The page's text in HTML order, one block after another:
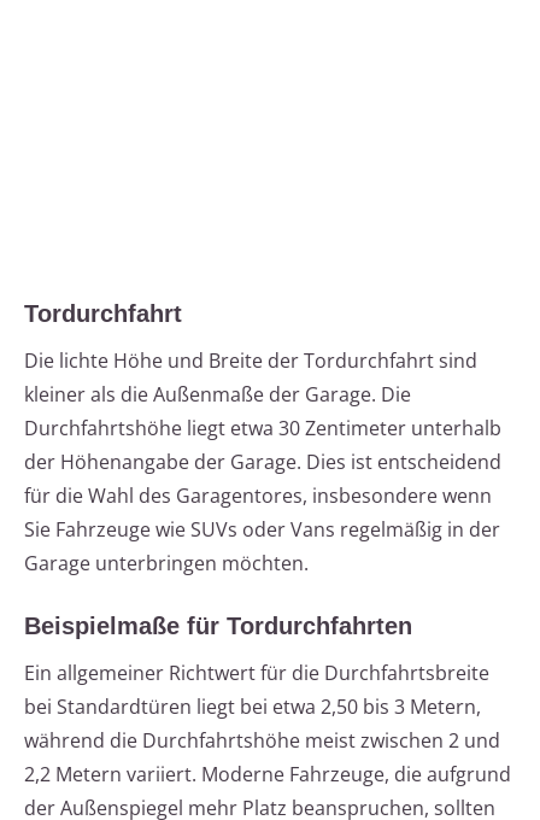
Tordurchfahrt
Die lichte Höhe und Breite der Tordurchfahrt sind
kleiner als die Außenmaße der Garage. Die
Durchfahrtshöhe liegt etwa 30 Zentimeter unterhalb
der Höhenangabe der Garage. Dies ist entscheidend
für die Wahl des Garagentores, insbesondere wenn
Sie Fahrzeuge wie SUVs oder Vans regelmäßig in der
Garage unterbringen möchten.
Beispielmaße für Tordurchfahrten
Ein allgemeiner Richtwert für die Durchfahrtsbreite
bei Standardtüren liegt bei etwa 2,50 bis 3 Metern,
während die Durchfahrtshöhe meist zwischen 2 und
2,2 Metern variiert. Moderne Fahrzeuge, die aufgrund
der Außenspiegel mehr Platz beanspruchen, sollten